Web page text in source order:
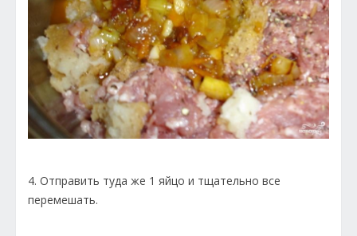
4. Отправить туда же 1 яйцо и тщательно все
перемешать.